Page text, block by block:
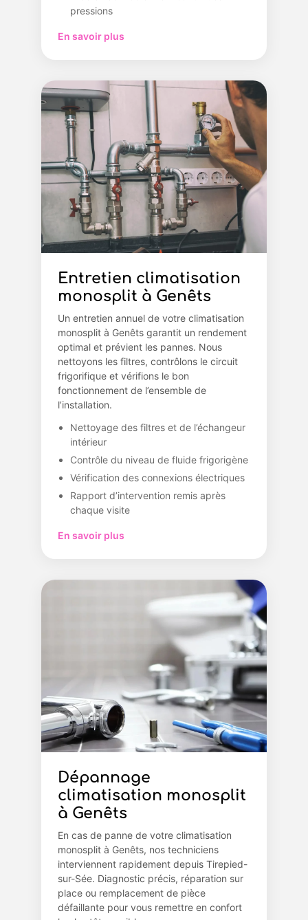
pressions
En savoir plus
Entretien climatisation
monosplit à Genêts
Un entretien annuel de votre climatisation
monosplit à Genêts garantit un rendement
optimal et prévient les pannes. Nous
nettoyons les filtres, contrôlons le circuit
frigorifique et vérifions le bon
fonctionnement de l’ensemble de
l’installation.
Nettoyage des filtres et de l’échangeur
intérieur
Contrôle du niveau de fluide frigorigène
Vérification des connexions électriques
Rapport d’intervention remis après
chaque visite
En savoir plus
Dépannage
climatisation monosplit
à Genêts
En cas de panne de votre climatisation
monosplit à Genêts, nos techniciens
interviennent rapidement depuis Tirepied-
sur-Sée. Diagnostic précis, réparation sur
place ou remplacement de pièce
défaillante pour vous remettre en confort